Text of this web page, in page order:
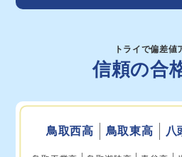
トライで偏差値
信頼の合
鳥取西高 鳥取東高 八